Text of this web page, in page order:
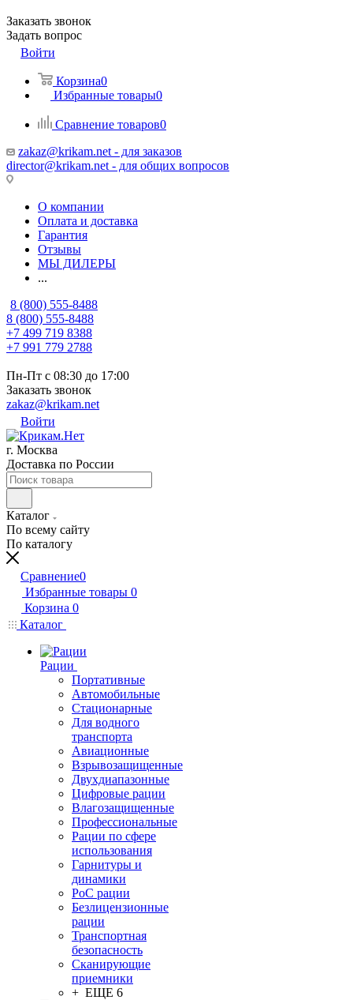
Заказать звонок
Задать вопрос
Войти
Корзина0
Избранные товары0
Сравнение товаров0
zakaz@krikam.net - для заказов
director@krikam.net - для общих вопросов
О компании
Оплата и доставка
Гарантия
Отзывы
МЫ ДИЛЕРЫ
...
8 (800) 555-8488
8 (800) 555-8488
+7 499 719 8388
+7 991 779 2788
Пн-Пт с 08:30 до 17:00
Заказать звонок
zakaz@krikam.net
Войти
г. Москва
Доставка по России
Каталог
По всему сайту
По каталогу
Сравнение0
Избранные товары 0
Корзина 0
Каталог
Рации
Портативные
Автомобильные
Стационарные
Для водного
транспорта
Авиационные
Взрывозащищенные
Двухдиапазонные
Цифровые рации
Влагозащищенные
Профессиональные
Рации по сфере
использования
Гарнитуры и
динамики
PoC рации
Безлицензионные
рации
Транспортная
безопасность
Сканирующие
приемники
+ ЕЩЕ 6